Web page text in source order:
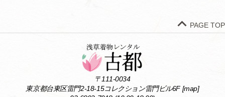
PAGE TOP
〒111-0034
東京都台東区雷門2-18-15コレクション雷門ビル6F [map]